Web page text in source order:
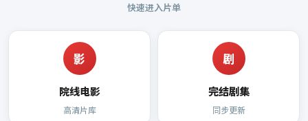
快速进入片单
影
院线电影
高清片库
剧
完结剧集
同步更新